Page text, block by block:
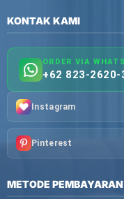
KONTAK KAMI
ORDER VIA
+62 823-2620-
Instagram
Pinterest
METODE PEMBAYARAN